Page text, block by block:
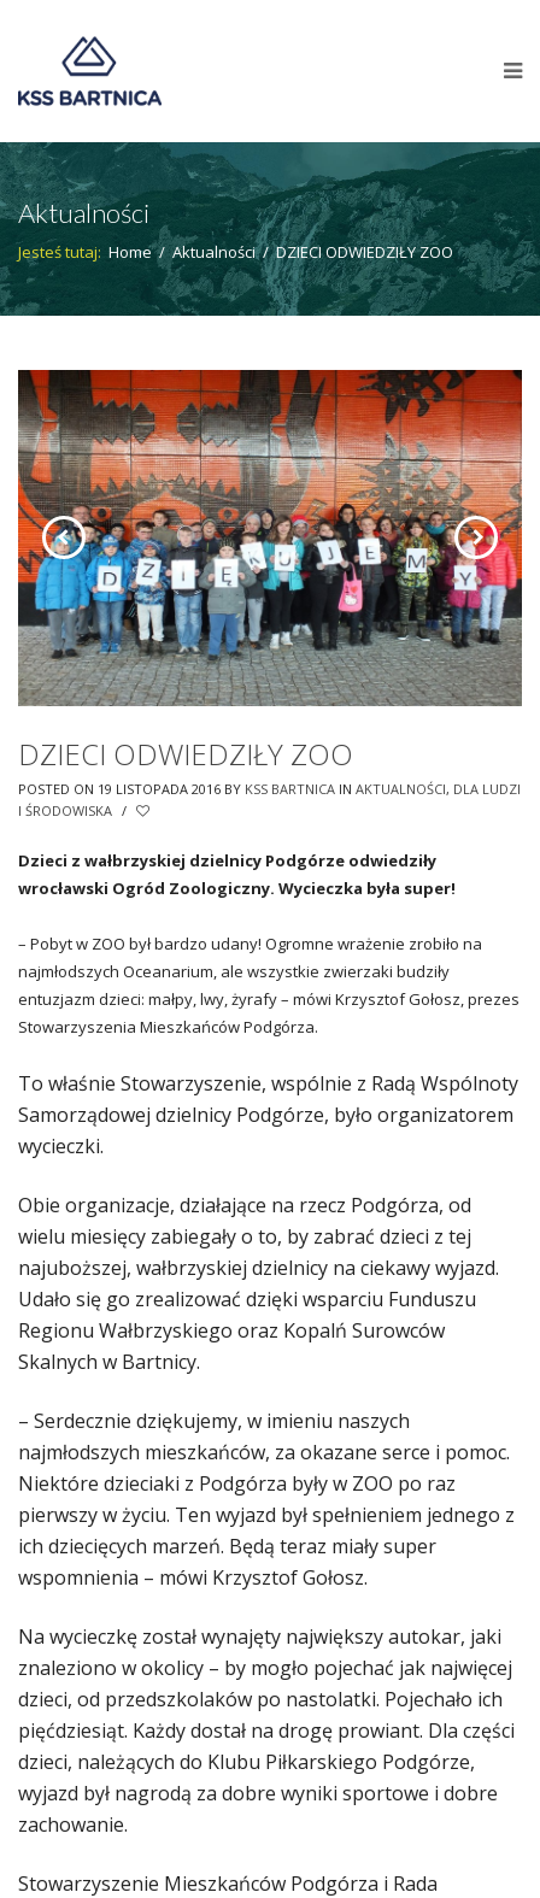
Aktualności
Jesteś tutaj: Home / Aktualności / DZIECI ODWIEDZIŁY ZOO
DZIECI ODWIEDZIŁY ZOO
POSTED ON 19 LISTOPADA 2016 BY KSS BARTNICA IN AKTUALNOŚCI, DLA LUDZI
I ŚRODOWISKA /
Dzieci z wałbrzyskiej dzielnicy Podgórze odwiedziły
wrocławski Ogród Zoologiczny. Wycieczka była super!
– Pobyt w ZOO był bardzo udany! Ogromne wrażenie zrobiło na
najmłodszych Oceanarium, ale wszystkie zwierzaki budziły
entuzjazm dzieci: małpy, lwy, żyrafy – mówi Krzysztof Gołosz, prezes
Stowarzyszenia Mieszkańców Podgórza.
To właśnie Stowarzyszenie, wspólnie z Radą Wspólnoty
Samorządowej dzielnicy Podgórze, było organizatorem
wycieczki.
Obie organizacje, działające na rzecz Podgórza, od
wielu miesięcy zabiegały o to, by zabrać dzieci z tej
najuboższej, wałbrzyskiej dzielnicy na ciekawy wyjazd.
Udało się go zrealizować dzięki wsparciu Funduszu
Regionu Wałbrzyskiego oraz Kopalń Surowców
Skalnych w Bartnicy.
– Serdecznie dziękujemy, w imieniu naszych
najmłodszych mieszkańców, za okazane serce i pomoc.
Niektóre dzieciaki z Podgórza były w ZOO po raz
pierwszy w życiu. Ten wyjazd był spełnieniem jednego z
ich dziecięcych marzeń. Będą teraz miały super
wspomnienia – mówi Krzysztof Gołosz.
Na wycieczkę został wynajęty największy autokar, jaki
znaleziono w okolicy – by mogło pojechać jak najwięcej
dzieci, od przedszkolaków po nastolatki. Pojechało ich
pięćdziesiąt. Każdy dostał na drogę prowiant. Dla części
dzieci, należących do Klubu Piłkarskiego Podgórze,
wyjazd był nagrodą za dobre wyniki sportowe i dobre
zachowanie.
Stowarzyszenie Mieszkańców Podgórza i Rada